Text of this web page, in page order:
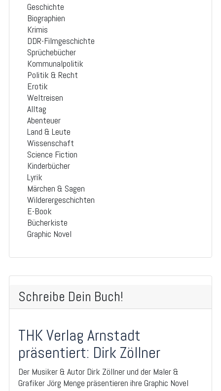
Geschichte
Biographien
Krimis
DDR-Filmgeschichte
Sprüchebücher
Kommunalpolitik
Politik & Recht
Erotik
Weltreisen
Alltag
Abenteuer
Land & Leute
Wissenschaft
Science Fiction
Kinderbücher
Lyrik
Märchen & Sagen
Wilderergeschichten
E-Book
Bücherkiste
Graphic Novel
Schreibe Dein Buch!
THK Verlag Arnstadt
präsentiert: Dirk Zöllner
Der Musiker & Autor Dirk Zöllner und der Maler &
Grafiker Jörg Menge präsentieren ihre Graphic Novel